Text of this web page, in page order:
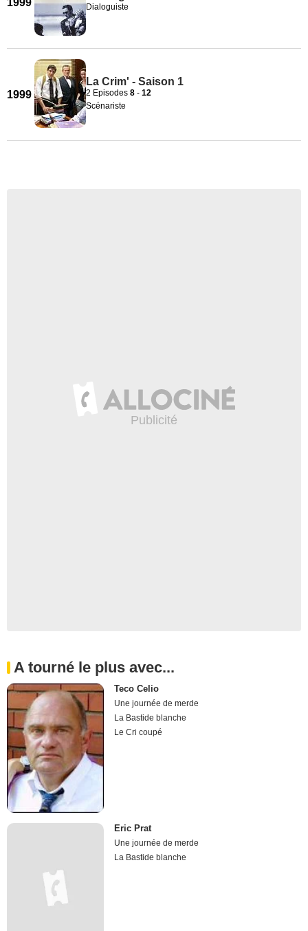
Dialoguiste
1999
La Crim' - Saison 1
2 Episodes 8 - 12
Scénariste
A tourné le plus avec...
Teco Celio
Une journée de merde
La Bastide blanche
Le Cri coupé
Eric Prat
Une journée de merde
La Bastide blanche